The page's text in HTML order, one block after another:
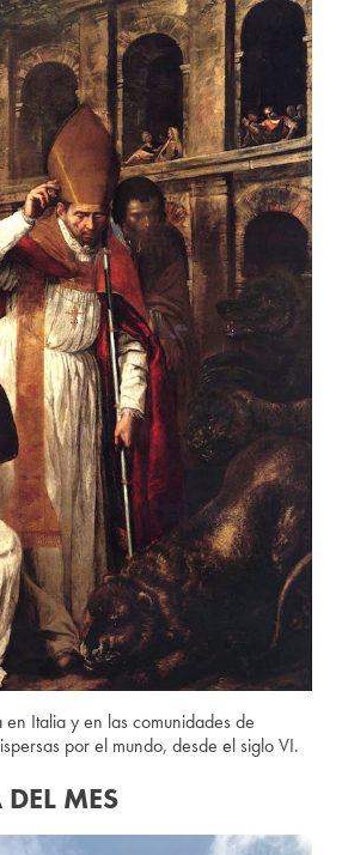
Italia y en las comunidades de
por el mundo, desde el siglo VI.
MES